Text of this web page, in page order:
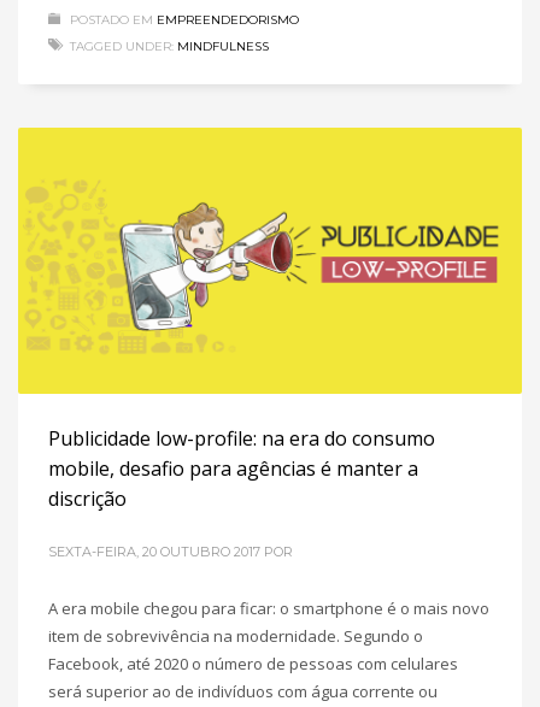
POSTADO EM EMPREENDEDORISMO
TAGGED UNDER: MINDFULNESS
Publicidade low-profile: na era do consumo
mobile, desafio para agências é manter a
discrição
SEXTA-FEIRA, 20 OUTUBRO 2017 POR
A era mobile chegou para ficar: o smartphone é o mais novo
item de sobrevivência na modernidade. Segundo o
Facebook, até 2020 o número de pessoas com celulares
será superior ao de indivíduos com água corrente ou